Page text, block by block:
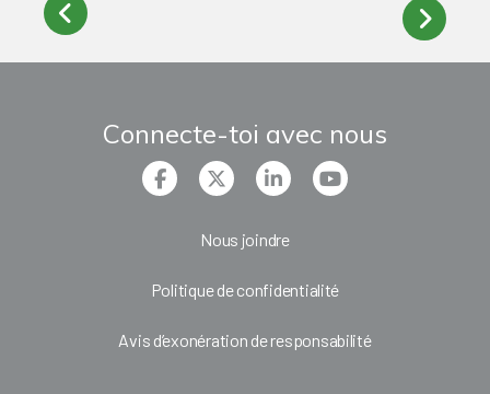
Connecte-toi avec nous
Nous joindre
Politique de confidentialité
Avis d’exonération de responsabilité